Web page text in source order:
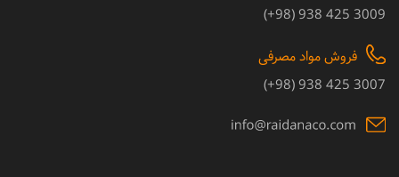
3009 425 938 (98+)
فروش مواد مصرفی
3007 425 938 (98+)